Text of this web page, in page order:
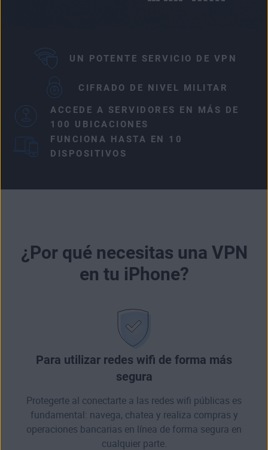
UN POTENTE SERVICIO DE VPN
CIFRADO DE NIVEL MILITAR
ACCEDE A SERVIDORES EN MÁS DE
100 UBICACIONES
FUNCIONA HASTA EN 10
DISPOSITIVOS
¿Por qué necesitas una VPN
en tu iPhone?
Para utilizar redes wifi de forma más
segura
Protegerte al conectarte a las redes wifi públicas es
fundamental: navega, chatea y realiza compras y
operaciones bancarias en línea de forma segura en
cualquier parte.